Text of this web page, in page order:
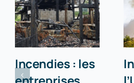
Incendies : les